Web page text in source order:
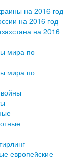
на 2016 год
на 2016 год
на 2016
мира по
мира по
европейские